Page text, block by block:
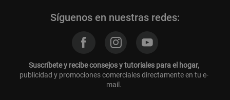
Síguenos en nuestras redes:
Suscríbete y recibe consejos y tutoriales para el hogar,
publicidad y promociones comerciales directamente en tu e-
mail.